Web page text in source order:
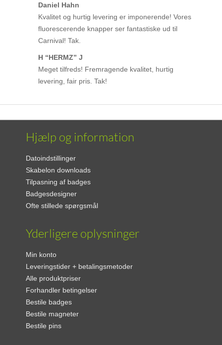
Daniel Hahn
Kvalitet og hurtig levering er imponerende! Vores
fluorescerende knapper ser fantastiske ud til
Carnival! Tak.
H “HERMZ” J
Meget tilfreds! Fremragende kvalitet, hurtig
levering, fair pris. Tak!
Hjælp og information
Datoindstillinger
Skabelon downloads
Tilpasning af badges
Badgesdesigner
Ofte stillede spørgsmål
Yderligere oplysninger
Min konto
Leveringstider + betalingsmetoder
Alle produktpriser
Forhandler betingelser
Bestile badges
Bestile magneter
Bestile pins